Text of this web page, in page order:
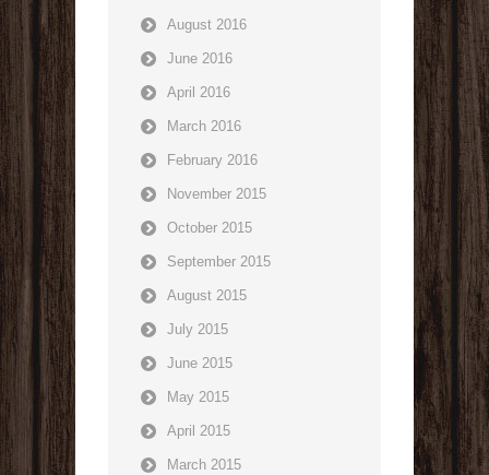
August 2016
June 2016
April 2016
March 2016
February 2016
November 2015
October 2015
September 2015
August 2015
July 2015
June 2015
May 2015
April 2015
March 2015